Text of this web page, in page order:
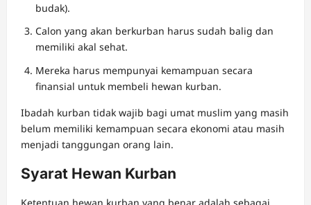
budak).
Calon yang akan berkurban harus sudah balig dan
memiliki akal sehat.
Mereka harus mempunyai kemampuan secara
finansial untuk membeli hewan kurban.
Ibadah kurban tidak wajib bagi umat muslim yang masih
belum memiliki kemampuan secara ekonomi atau masih
menjadi tanggungan orang lain.
Syarat Hewan Kurban